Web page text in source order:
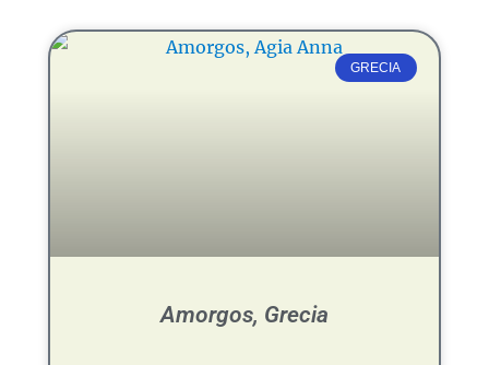
GRECIA
Amorgos, Grecia